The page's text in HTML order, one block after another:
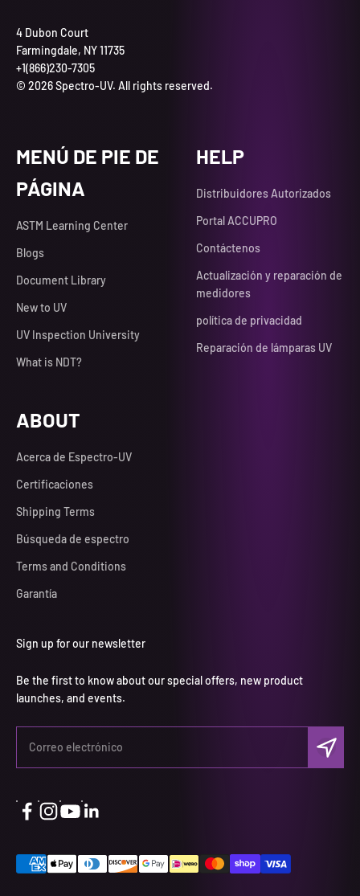
4 Dubon Court
Farmingdale, NY 11735
+1(866)230-7305
© 2026 Spectro-UV. All rights reserved.
MENÚ DE PIE DE
PÁGINA
ASTM Learning Center
Blogs
Document Library
New to UV
UV Inspection University
What is NDT?
HELP
Distribuidores Autorizados
Portal ACCUPRO
Contáctenos
Actualización y reparación de
medidores
política de privacidad
Reparación de lámparas UV
ABOUT
Acerca de Espectro-UV
Certificaciones
Shipping Terms
Búsqueda de espectro
Terms and Conditions
Garantía
Sign up for our newsletter
Be the first to know about our special offers, new product
launches, and events.
Correo electrónico